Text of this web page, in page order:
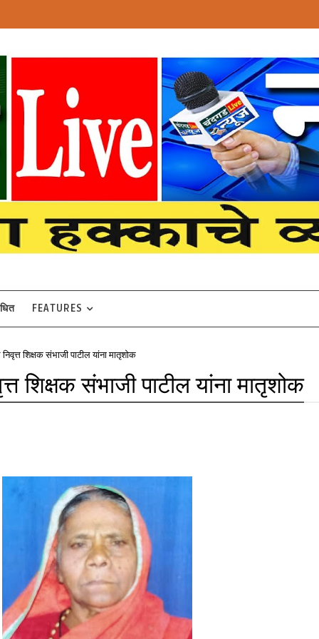
FEATURES
शिक्षक संभाजी पाटील यांना मातृशोक
शिक्षक संभाजी पाटील यांना मातृशोक